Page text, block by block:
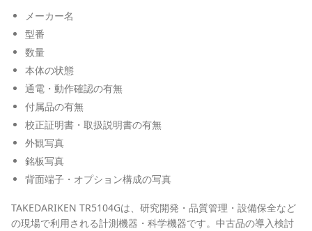
メーカー名
型番
数量
本体の状態
通電・動作確認の有無
付属品の有無
校正証明書・取扱説明書の有無
外観写真
銘板写真
背面端子・オプション構成の写真
TAKEDARIKEN TR5104Gは、研究開発・品質管理・設備保全など
の現場で利用される計測機器・科学機器です。中古品の導入検討